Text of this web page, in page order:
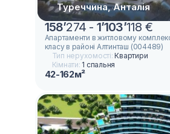
Туреччина, Анталія
158’274 - 1’103’118 €
Апартаменти в житловому
класу в районі Алтинташ (004489)
Тип нерухомості:Квартири
Кімнати: 1 спальня
42-162м²